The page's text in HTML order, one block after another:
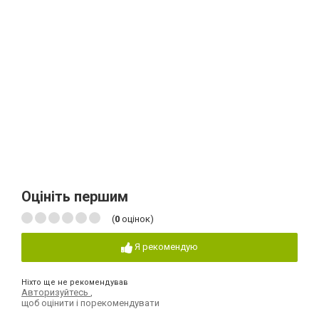
Оцініть першим
(0 оцінок)
Я рекомендую
Ніхто ще не рекомендував
Авторизуйтесь
щоб оцінити і порекомендувати